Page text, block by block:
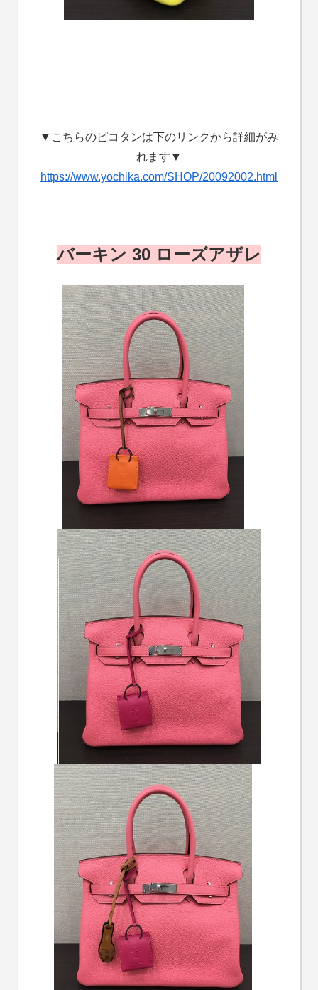
▼こちらのピコタンは下のリンクから詳細がみ
れます▼
https://www.yochika.com/SHOP/20092002.html
バーキン 30 ローズアザレ